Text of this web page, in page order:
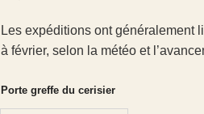
Les expéditions ont généralement
à février, selon la météo et
Porte greffe du cerisier